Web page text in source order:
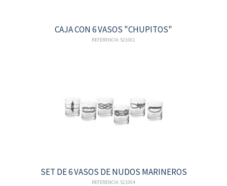
CAJA CON 6 VASOS "CHUPITOS"
REFERENCIA: 521001
SET DE 6 VASOS DE NUDOS MARINEROS
REFERENCIA: 521004